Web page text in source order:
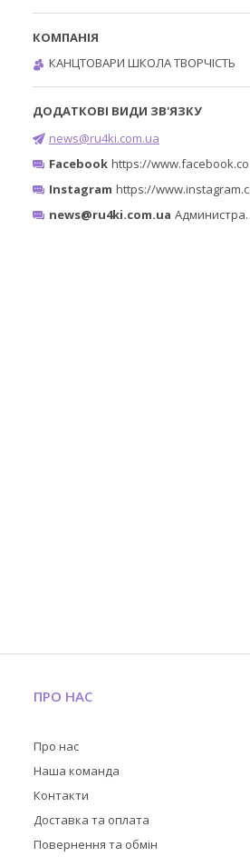
КАНЦТОВАРИ ШКОЛА ТВОРЧІСТЬ
news@ru4ki.com.ua
Facebook https://www.facebook.com/ru4ki.com.ua/
Instagram https://www.instagram.com/ruchki_ta_shtuchki/
news@ru4ki.com.ua Администратор
ПРО НАС
Про нас
Наша команда
Контакти
Доставка та оплата
Повернення та обмін